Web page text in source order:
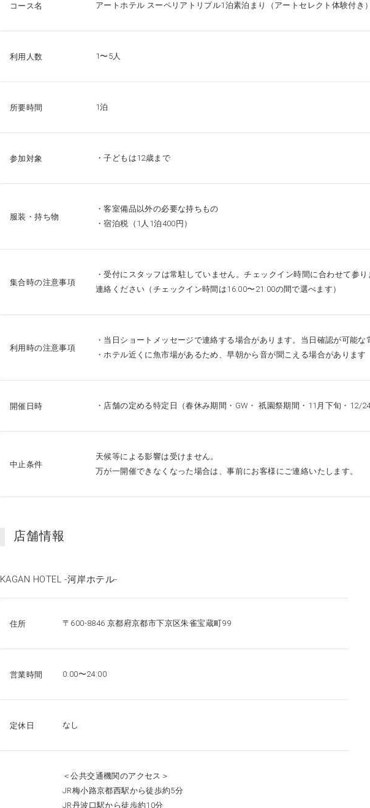
コース名 アートホテル スーペリアトリプル1泊素泊まり（アートセレクト体験付き）
利用人数 1〜5人
所要時間 1泊
参加対象 ・子どもは12歳まで
服装・持ち物
・客室備品以外の必要な持ちもの
・宿泊税（1人1泊400円）
集合時の注意事項
・受付にスタッフは常駐していません。チェックイン時間に合わせて参
連絡ください（チェックイン時間は16:00〜21:00の間で選べます）
利用時の注意事項
・当日ショートメッセージで連絡する場合があります。当日確認が可能
・ホテル近くに魚市場があるため、早朝から音が聞こえる場合があります
開催日時 ・店舗の定める特定日（春休み期間・GW・ 祇園祭期間・11月下旬・12/
中止条件
天候等による影響は受けません。
万が一開催できなくなった場合は、事前にお客様にご連絡いたします。
店舗情報
KAGAN HOTEL -河岸ホテル-
住所 〒600-8846 京都府京都市下京区朱雀宝蔵町99
営業時間 0:00〜24:00
定休日 なし
＜公共交通機関のアクセス＞
JR梅小路京都西駅から徒歩約5分
JR丹波口駅から徒歩約10分